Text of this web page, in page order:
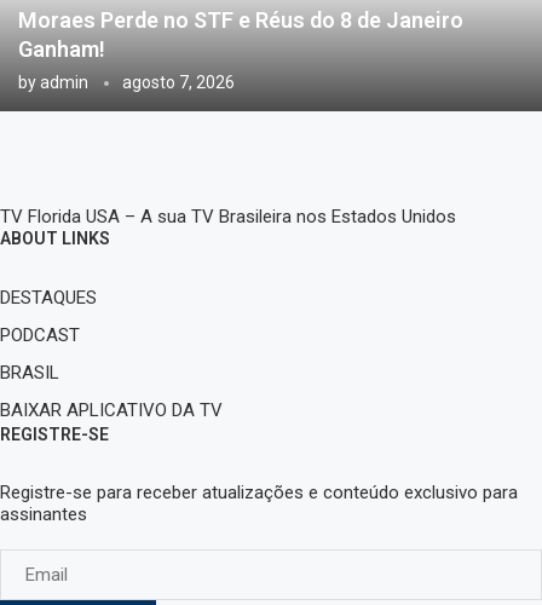
Moraes Perde no STF e Réus do 8 de Janeiro
Ganham!
byadmin agosto 7, 2026
TV Florida USA – A sua TV Brasileira nos Estados Unidos
ABOUT LINKS
DESTAQUES
PODCAST
BRASIL
BAIXAR APLICATIVO DA TV
REGISTRE-SE
Registre-se para receber atualizações e conteúdo exclusivo para
assinantes